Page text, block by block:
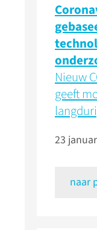
Nieuw
geeft
23
naar